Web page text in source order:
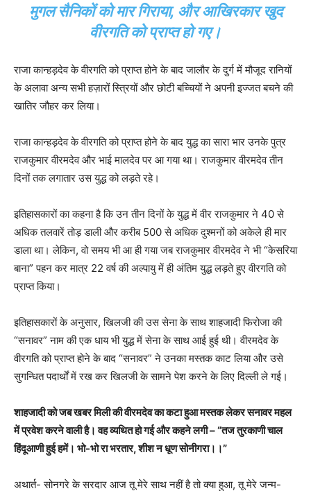
मुगल सैनिकों को मार गिराया, और आखिरकार खुद
वीरगति को प्राप्त हो गए।
राजा कान्हड़देव के वीरगति को प्राप्त होने के बाद जालौर के दुर्ग में मौजूद रानियों
के अलावा अन्य सभी हज़ारों स्त्रियों और छोटी बच्चियों ने अपनी इज्जत बचने की
खातिर जौहर कर लिया।
राजा कान्हड़देव के वीरगति को प्राप्त होने के बाद युद्ध का सारा भार उनके पुत्र
राजकुमार वीरमदेव और भाई मालदेव पर आ गया था। राजकुमार वीरमदेव तीन
दिनों तक लगातार उस युद्ध को लड़ते रहे।
इतिहासकारों का कहना है कि उन तीन दिनों के युद्ध में वीर राजकुमार ने 40 से
अधिक तलवारें तोड़ डाली और करीब 500 से अधिक दुश्मनों को अकेले ही मार
डाला था। लेकिन, वो समय भी आ ही गया जब राजकुमार वीरमदेव ने भी “केसरिया
बाना” पहन कर मात्र 22 वर्ष की अल्पायु में ही अंतिम युद्ध लड़ते हुए वीरगति को
प्राप्त किया।
इतिहासकारों के अनुसार, खिलजी की उस सेना के साथ शाहजादी फिरोजा की
“सनावर” नाम की एक धाय भी युद्ध में सेना के साथ आई हुई थी। वीरमदेव के
वीरगति को प्राप्त होने के बाद “सनावर” ने उनका मस्तक काट लिया और उसे
सुगन्धित पदार्थों में रख कर खिलजी के सामने पेश करने के लिए दिल्ली ले गई।
शाहजादी को जब खबर मिली की वीरमदेव का कटा हुआ मस्तक लेकर सनावर महल
में प्रवेश करने वाली है।वह व्यथित हो गई और कहने लगी –“तज तुरकाणी चाल
हिंदूआणी हुई हमें। भो-भो रा भरतार, शीश न धूण सोनीगरा।।”
अथार्त- सोनगरे के सरदार आज तू मेरे साथ नहीं है तो क्या हुआ, तू मेरे जन्म-